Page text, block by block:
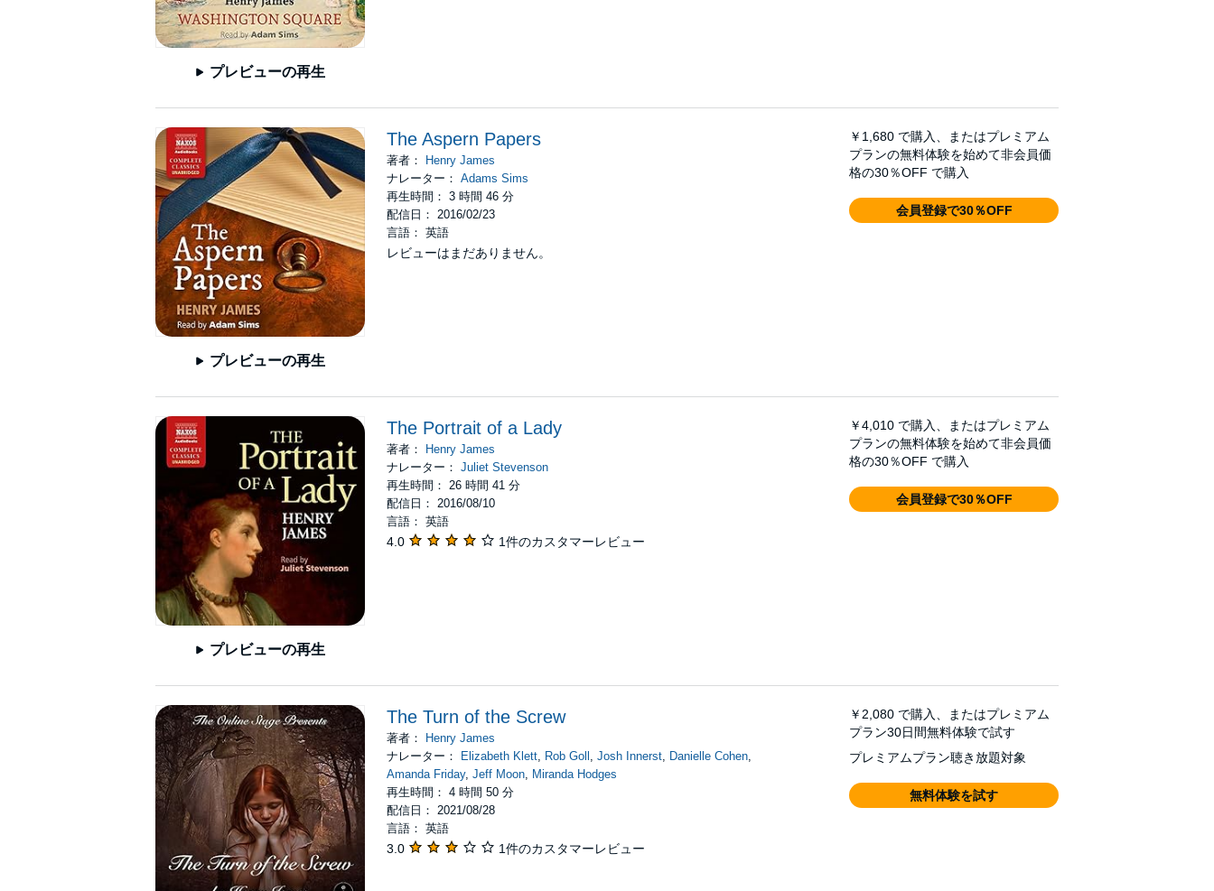
プレビューの再生
プレビューの再生
The Aspern Papers
著者：
Henry James
ナレーター： Adams Sims
再生時間： 3 時間 46 分
配信日： 2016/02/23
言語： 英語
レビューはまだありません。
￥1,680 で購入、またはプレミアム
プランの無料体験を始めて非会員価
格の30％OFF で購入
会員登録で30％OFF
プレビューの再生
The Portrait of a Lady
著者：
Henry James
ナレーター： Juliet Stevenson
再生時間： 26 時間 41 分
配信日： 2016/08/10
言語： 英語
4.0 1件のカスタマーレビュー
￥4,010 で購入、またはプレミアム
プランの無料体験を始めて非会員価
格の30％OFF で購入
会員登録で30％OFF
The Turn of the Screw
著者：
Henry James
ナレーター：
Elizabeth Klett, Rob Goll Josh Innerst, Danielle Cohen,
Amanda Friday, Jeff Moon,
Miranda Hodges
再生時間： 4 時間 50 分
配信日： 2021/08/28
言語： 英語
3.0 1件のカスタマーレビュー
￥2,080 で購入、またはプレミアム
プラン30日間無料体験で試す
プレミアムプラン聴き放題対象
無料体験を試す